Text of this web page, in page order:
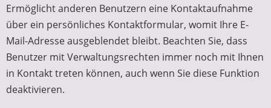
Ermöglicht anderen Benutzern eine Kontaktaufnahme
über ein persönliches Kontaktformular, womit Ihre E-
Mail-Adresse ausgeblendet bleibt. Beachten Sie, dass
Benutzer mit Verwaltungsrechten immer noch mit Ihnen
in Kontakt treten können, auch wenn Sie diese Funktion
deaktivieren.